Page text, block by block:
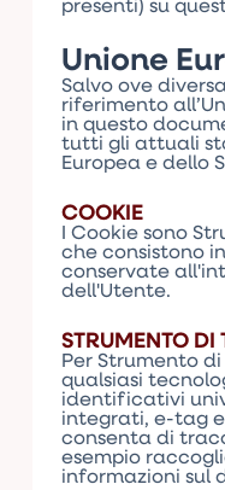
Unione
Salvo ove
riferimento
in questo
tutti gli attuali
Europea e dello
COOKIE
I Cookie sono
che consistono
conservate
dell'Utente.
STRUMENTO
Per Strumento
qualsiasi
identificativi
integrati, e-tag
consenta di
esempio
informazioni sul